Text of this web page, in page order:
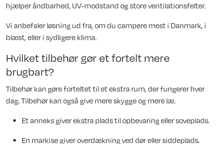
hjælper åndbarhed, UV-modstand og store ventilationsfelter.
Vi anbefaler løsning ud fra, om du campere mest i Danmark, i
blæst, eller i sydligere klima.
Hvilket tilbehør gør et fortelt mere
brugbart?
Tilbehør kan gøre forteltet til et ekstra rum, der fungerer hver
dag. Tilbehør kan også give mere skygge og mere læ.
Et anneks giver ekstra plads til opbevaring eller soveplads.
En markise giver overdækning ved dør eller siddeplads.